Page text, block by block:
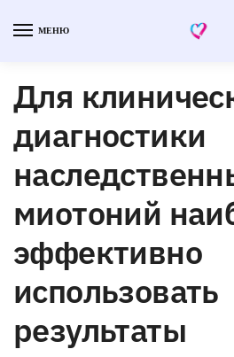
МЕНЮ
Для
диагностики
миотоний
эффективно
использовать
результаты